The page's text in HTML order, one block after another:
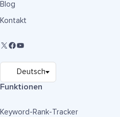
Blog
Kontakt
Funktionen
Keyword-Rank-Tracker